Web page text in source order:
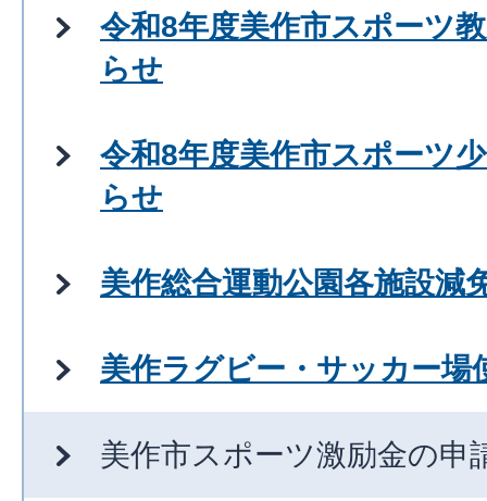
令和8年度美作市スポーツ
らせ
令和8年度美作市スポーツ
らせ
美作総合運動公園各施設減
美作ラグビー・サッカー場
美作市スポーツ激励金の申